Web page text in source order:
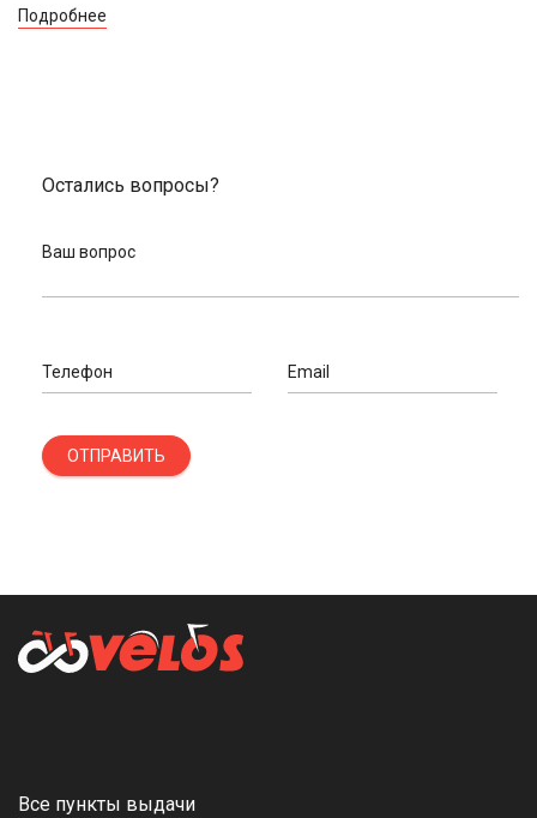
Подробнее
Остались вопросы?
Ваш вопрос
Телефон Email
ОТПРАВИТЬ
Все пункты выдачи